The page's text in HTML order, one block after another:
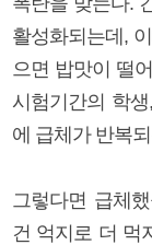
활성화되는데,
으면 밥맛이 떨
시험기간의 학
에 급체가 반복
그렇다면 급체
건 억지로 더 먹